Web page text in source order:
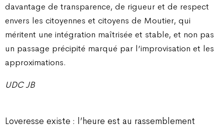
davantage de transparence, de rigueur et de respect
envers les citoyennes et citoyens de Moutier, qui
méritent une intégration maîtrisée et stable, et non pas
un passage précipité marqué par l’improvisation et les
approximations.
UDC JB
Loveresse existe : l’heure est au rassemblement